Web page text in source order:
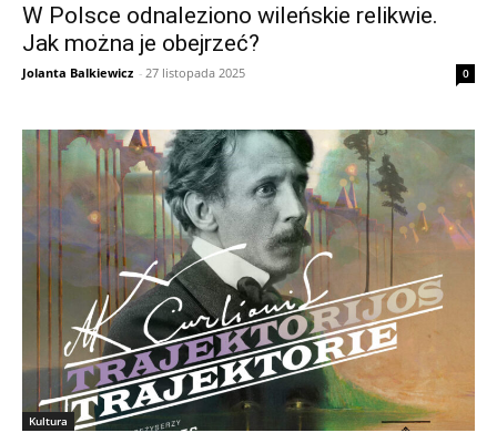
W Polsce odnaleziono wileńskie relikwie.
Jak można je obejrzeć?
Jolanta Balkiewicz - 27 listopada 2025 0
Kultura